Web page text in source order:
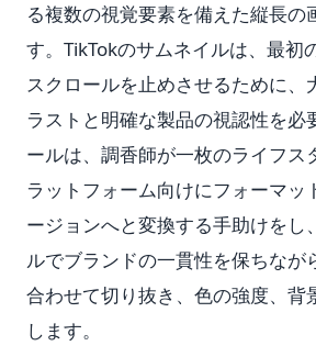
る複数の視覚要素を備えた縦長の
す。TikTokのサムネイルは、最初
スクロールを止めさせるために、
ラストと明確な製品の視認性を必
ールは、調香師が一枚のライフス
ラットフォーム向けにフォーマッ
ージョンへと変換する手助けをし
ルでブランドの一貫性を保ちなが
合わせて切り抜き、色の強度、背
します。